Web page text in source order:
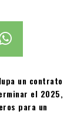
un contrato
el 2025,
para un